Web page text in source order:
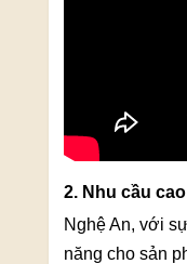
2. Nhu cầu
Nghệ An, với
năng cho sản